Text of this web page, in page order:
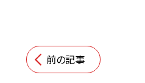
前の記事